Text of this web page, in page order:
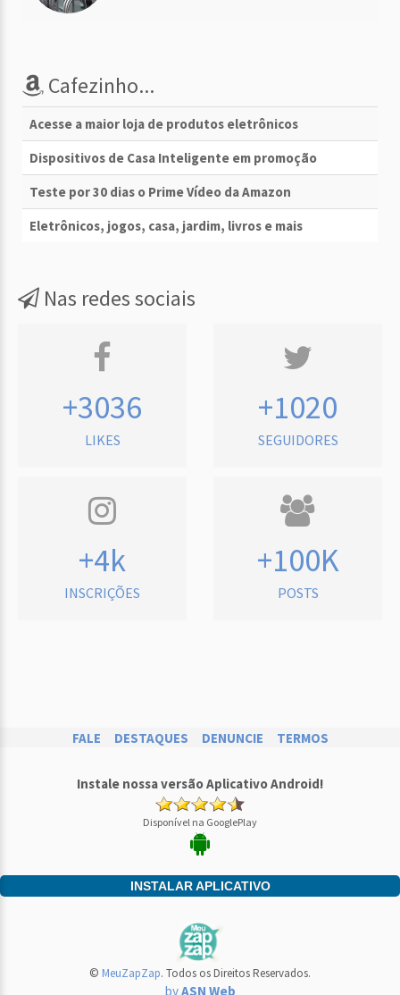
Cafezinho...
Acesse a maior loja de produtos eletrônicos
Dispositivos de Casa Inteligente em promoção
Teste por 30 dias o Prime Vídeo da Amazon
Eletrônicos, jogos, casa, jardim, livros e mais
Nas redes sociais
+3036
LIKES
+1020
SEGUIDORES
+4k
INSCRIÇÕES
+100K
POSTS
FALE DESTAQUES DENUNCIE TERMOS
Instale nossa versão Aplicativo Android!
Disponível na GooglePlay
INSTALAR APLICATIVO
© MeuZapZap. Todos os Direitos Reservados.
byASN Web